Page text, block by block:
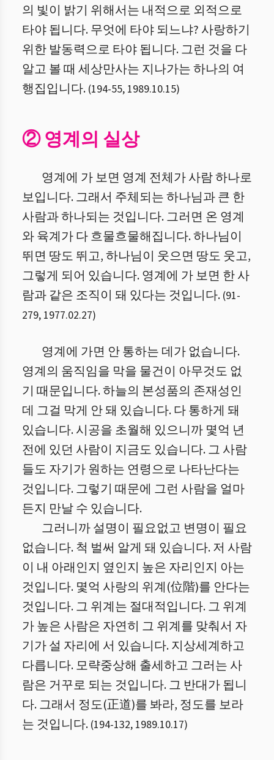
의 빛이 밝기 위해서는 내적으로 외적으로
타야 됩니다. 무엇에 타야 되느냐? 사랑하기
위한 발동력으로 타야 됩니다. 그런 것을 다
알고 볼 때 세상만사는 지나가는 하나의 여
행집입니다. (194-55, 1989.10.15)
② 영계의 실상
영계에 가 보면 영계 전체가 사람 하나로
보입니다. 그래서 주체되는 하나님과 큰 한
사람과 하나되는 것입니다. 그러면 온 영계
와 육계가 다 흐물흐물해집니다. 하나님이
뛰면 땅도 뛰고, 하나님이 웃으면 땅도 웃고,
그렇게 되어 있습니다. 영계에 가 보면 한 사
람과 같은 조직이 돼 있다는 것입니다. (91-
279, 1977.02.27)
영계에 가면 안 통하는 데가 없습니다.
영계의 움직임을 막을 물건이 아무것도 없
기 때문입니다. 하늘의 본성품의 존재성인
데 그걸 막게 안 돼 있습니다. 다 통하게 돼
있습니다. 시공을 초월해 있으니까 몇억 년
전에 있던 사람이 지금도 있습니다. 그 사람
들도 자기가 원하는 연령으로 나타난다는
것입니다. 그렇기 때문에 그런 사람을 얼마
든지 만날 수 있습니다.
그러니까 설명이 필요없고 변명이 필요
없습니다. 척 벌써 알게 돼 있습니다. 저 사람
이 내 아래인지 옆인지 높은 자리인지 아는
것입니다. 몇억 사랑의 위계(位階)를 안다는
것입니다. 그 위계는 절대적입니다. 그 위계
가 높은 사람은 자연히 그 위계를 맞춰서 자
기가 설 자리에 서 있습니다. 지상세계하고
다릅니다. 모략중상해 출세하고 그러는 사
람은 거꾸로 되는 것입니다. 그 반대가 됩니
다. 그래서 정도(正道)를 봐라, 정도를 보라
는 것입니다. (194-132, 1989.10.17)